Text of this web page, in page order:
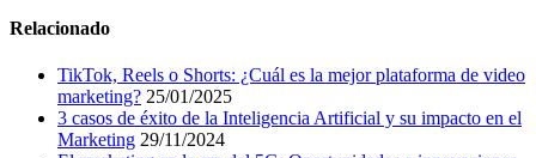
Relacionado
TikTok, Reels o Shorts: ¿Cuál es la mejor plataforma de video
marketing? 25/01/2025
3 casos de éxito de la Inteligencia Artificial y su impacto en el
Marketing 29/11/2024